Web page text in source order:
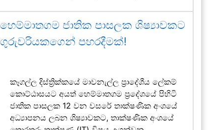
හෙම්මාතගම ජාතික පාසලක ශිෂ්‍යාවකට
ගුරුවරියකගෙන් පහරදීමක්!
කෑගල්ල දිස්ත්‍රික්කයේ මාවනැල්ල ප්‍රාදේශීය ලේකම්
කොට්ඨාසයට අයත් හෙම්මාතගම ප්‍රදේශයේ පිහිටි
ජාතික පාසලක 12 වන වසරේ තාක්ෂණික අංශයේ
අධ්‍යාපනය ලබන ශිෂ්‍යාවකට, තාක්ෂණික අංශයේ